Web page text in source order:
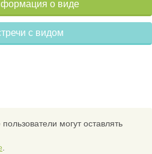
о виде
с видом
могут оставлять